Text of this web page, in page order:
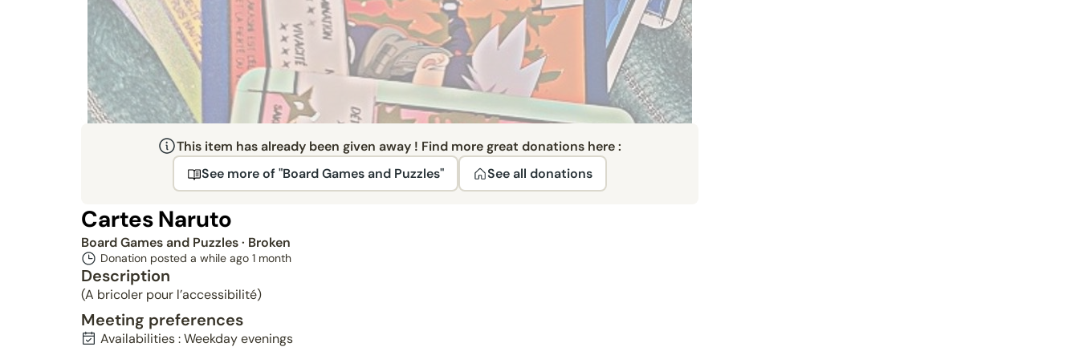
This item has already been given away ! Find more great donations here :
See more of "Board Games and Puzzles"
See all donations
Cartes Naruto
Board Games and Puzzles· Broken
Donation posted a while ago 1 month
Description
(A bricoler pour l’accessibilité)
Meeting preferences
Availabilities : Weekday evenings